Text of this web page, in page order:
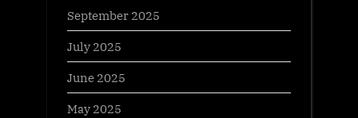
September 2025
July 2025
June 2025
May 2025